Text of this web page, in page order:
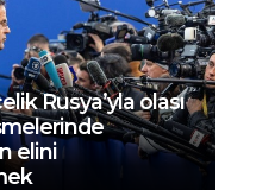
Rusya’yla olası
elini